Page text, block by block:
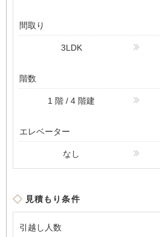
間取り
3LDK
階数
1 階 / 4 階建
エレベーター
なし
見積もり条件
引越し人数